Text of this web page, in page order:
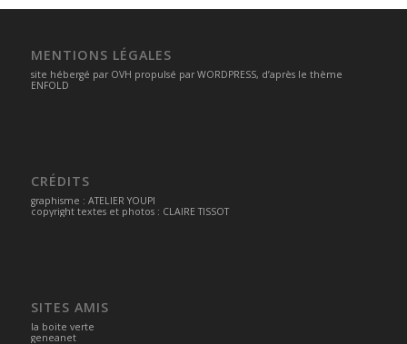
MENTIONS LÉGALES
site hébergé par OVH propulsé parWORDPRESS, d’après le thème
ENFOLD
CRÉDITS
graphisme : ATELIER YOUPI
copyright textes et photos : CLAIRE TISSOT
SITES AMIS
la boite verte
geneanet